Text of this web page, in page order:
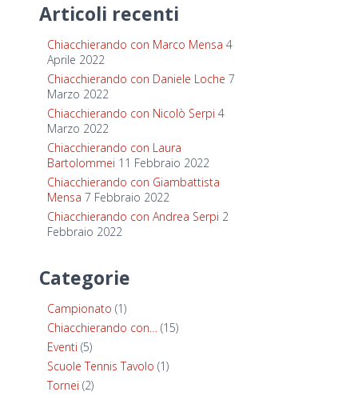
Articoli recenti
Chiacchierando con Marco Mensa 4
Aprile 2022
Chiacchierando con Daniele Loche 7
Marzo 2022
Chiacchierando con Nicolò Serpi 4
Marzo 2022
Chiacchierando con Laura
Bartolommei 11 Febbraio 2022
Chiacchierando con Giambattista
Mensa 7 Febbraio 2022
Chiacchierando con Andrea Serpi 2
Febbraio 2022
Categorie
Campionato (1)
Chiacchierando con… (15)
Eventi (5)
Scuole Tennis Tavolo (1)
Tornei (2)